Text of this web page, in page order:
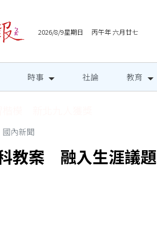
2026/8/9星期日 丙午年 六月廿七
時事 社論 教育
國內新聞
教案 融入生涯議題